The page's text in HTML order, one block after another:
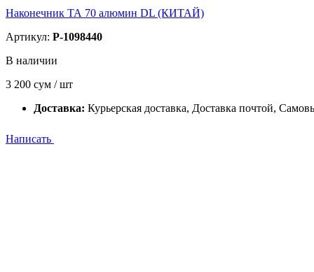
Наконечник ТА 70 алюмин DL (КИТАЙ)
Артикул: P-1098440
В наличии
3 200 сум / шт
Доставка: Курьерская доставка, Доставка почтой,
Написать